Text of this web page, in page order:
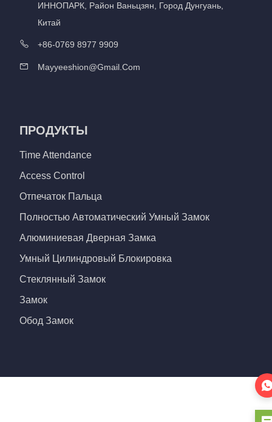
ИННОПАРК, Район Ваньцзян, Город Дунгуань,
Китай
+86-0769 8977 9909
Mayyeeshion@gmail.com
ПРОДУКТЫ
Time Attendance
Access Control
Отпечаток Пальца
Полностью Автоматический Умный Замок
Алюминиевая Дверная Замка
Умный Цилиндровый Блокировка
Стеклянный Замок
Замок
Обод Замок